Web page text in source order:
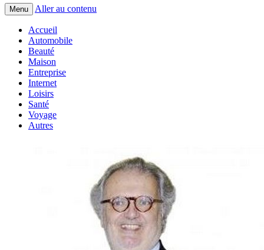
Menu Aller au contenu
Accueil
Automobile
Beauté
Maison
Entreprise
Internet
Loisirs
Santé
Voyage
Autres